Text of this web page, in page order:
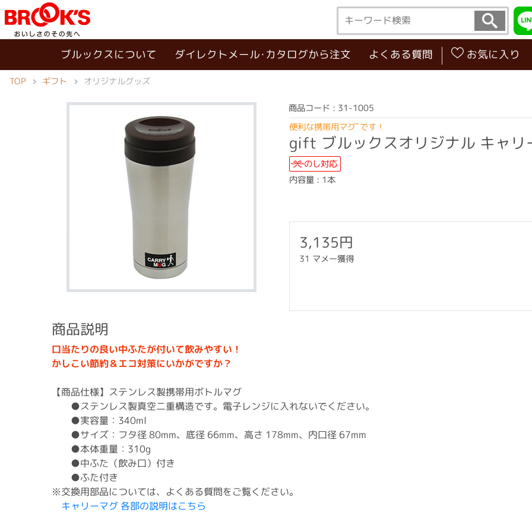
ブルックスについて ダイレクトメール･カタログから注文 よくある質問 お気に入り
TOP ギフト オリジナルグッズ
商品コード : 31-1005
便利な携帯用マグﾞです！
gift ブルックスオリジナル キャリ
のし対応
内容量 : 1本
3,135円
31 マメー獲得
商品説明
口当たりの良い中ふたが付いて飲みやすい！
かしこい節約＆エコ対策にいかがですか？
【商品仕様】ステンレス製携帯用ボトルマグ
●ステンレス製真空二重構造です。電子レンジに入れないでください。
●実容量：340ml
●サイズ：フタ径 80mm、底径 66mm、高さ 178mm、内口径 67mm
●本体重量：310g
●中ふた（飲み口）付き
●ふた付き
※交換用部品については、よくある質問をご覧ください。
キャリーマグ 各部の説明はこちら